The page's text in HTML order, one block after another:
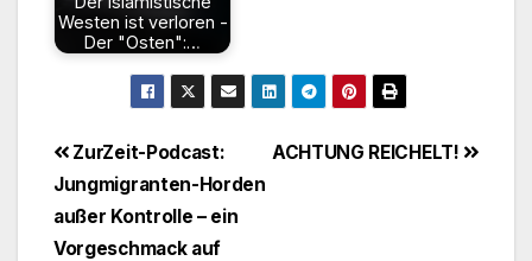
Westen ist verloren -
Der "Osten":…
Beitragsnavigation
ACHTUNG REICHELT!
ZurZeit-Podcast:
Jungmigranten-Horden
außer Kontrolle – ein
Vorgeschmack auf